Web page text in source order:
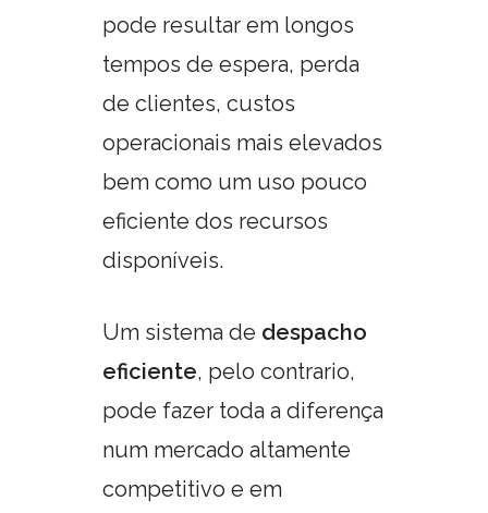
pode resultar em longos
tempos de espera, perda
de clientes, custos
operacionais mais elevados
bem como um uso pouco
eficiente dos recursos
disponíveis.
Um sistema de despacho
eficiente, pelo contrario,
pode fazer toda a diferença
num mercado altamente
competitivo e em